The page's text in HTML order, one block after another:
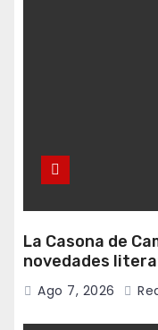
La Casona de
novedades
Ago 7, 2026